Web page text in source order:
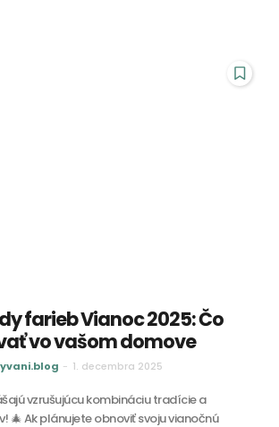
farieb Vianoc 2025: Čo
vo vašom domove
- 1. decembra 2025
vzrušujúcu kombináciu tradície a
🎄 Ak plánujete obnoviť svoju vianočnú